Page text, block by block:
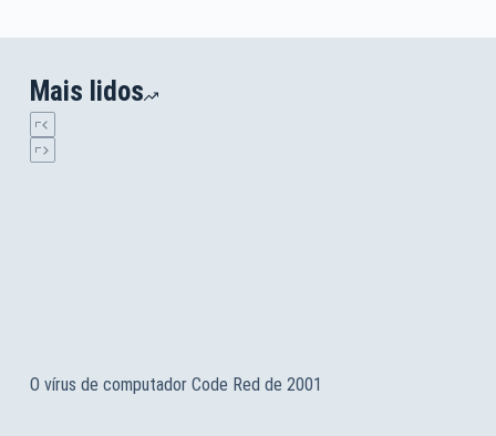
Mais lidos
O vírus de computador Code Red de 2001